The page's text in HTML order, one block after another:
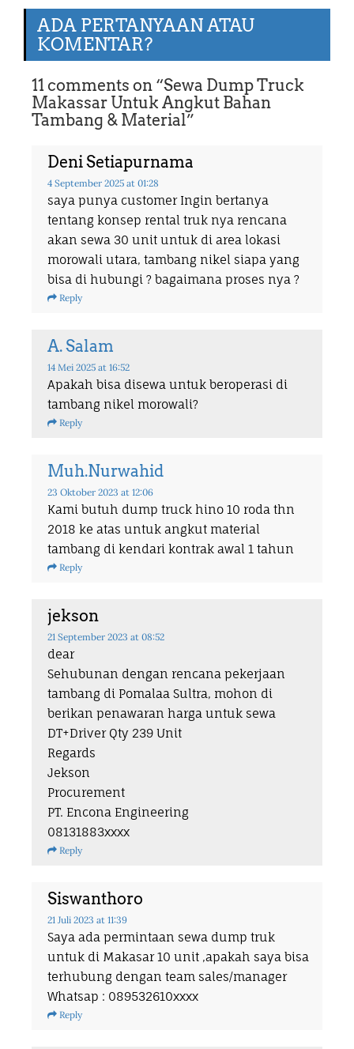
ADA PERTANYAAN ATAU
KOMENTAR?
11 comments on “Sewa Dump Truck
Makassar Untuk Angkut Bahan
Tambang & Material”
Deni Setiapurnama
4 September 2025 at 01:28
saya punya customer Ingin bertanya
tentang konsep rental truk nya rencana
akan sewa 30 unit untuk di area lokasi
morowali utara, tambang nikel siapa yang
bisa di hubungi ? bagaimana proses nya ?
Reply
A. Salam
14 Mei 2025 at 16:52
Apakah bisa disewa untuk beroperasi di
tambang nikel morowali?
Reply
Muh.Nurwahid
23 Oktober 2023 at 12:06
Kami butuh dump truck hino 10 roda thn
2018 ke atas untuk angkut material
tambang di kendari kontrak awal 1 tahun
Reply
jekson
21 September 2023 at 08:52
dear
Sehubunan dengan rencana pekerjaan
tambang di Pomalaa Sultra, mohon di
berikan penawaran harga untuk sewa
DT+Driver Qty 239 Unit
Regards
Jekson
Procurement
PT. Encona Engineering
08131883xxxx
Reply
Siswanthoro
21 Juli 2023 at 11:39
Saya ada permintaan sewa dump truk
untuk di Makasar 10 unit ,apakah saya bisa
terhubung dengan team sales/manager
Whatsap : 089532610xxxx
Reply